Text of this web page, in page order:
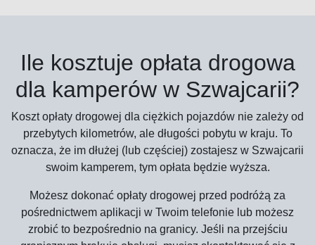
Ile kosztuje opłata drogowa
dla kamperów w Szwajcarii?
Koszt opłaty drogowej dla ciężkich pojazdów nie zależy od
przebytych kilometrów, ale długości pobytu w kraju. To
oznacza, że im dłużej (lub częściej) zostajesz w Szwajcarii
swoim kamperem, tym opłata będzie wyższa.
Możesz dokonać opłaty drogowej przed podróżą za
pośrednictwem aplikacji w Twoim telefonie lub możesz
zrobić to bezpośrednio na granicy. Jeśli na przejściu